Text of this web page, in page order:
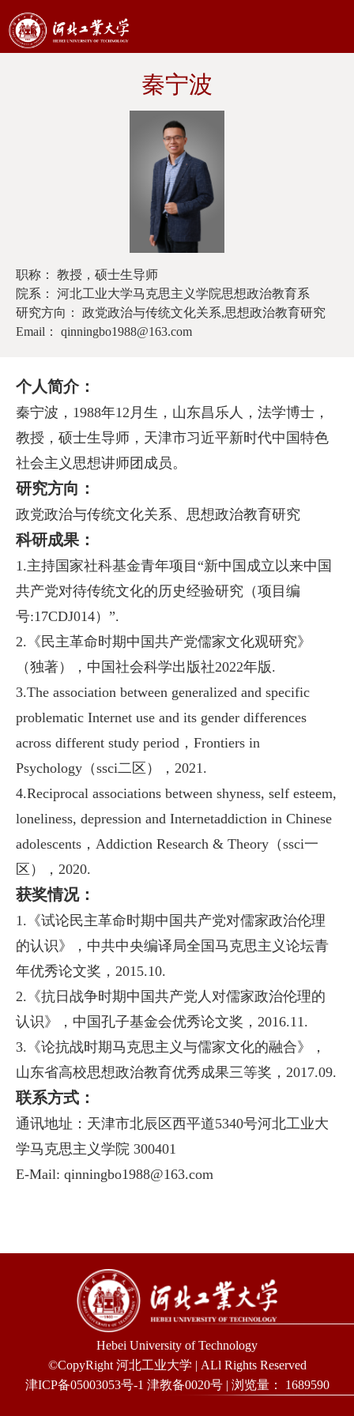
秦宁波
职称： 教授，硕士生导师
院系： 河北工业大学马克思主义学院思想政治教育系
研究方向： 政党政治与传统文化关系,思想政治教育研究
Email： qinningbo1988@163.com
个人简介：
秦宁波，1988年12月生，山东昌乐人，法学博士，
教授，硕士生导师，天津市习近平新时代中国特色
社会主义思想讲师团成员。
研究方向：
政党政治与传统文化关系、思想政治教育研究
科研成果：
1.主持国家社科基金青年项目“新中国成立以来中国
共产党对待传统文化的历史经验研究（项目编
号:17CDJ014）”.
2.《民主革命时期中国共产党儒家文化观研究》
（独著），中国社会科学出版社2022年版.
3.The association between generalized and specific
problematic Internet use and its gender differences
across different study period，Frontiers in
Psychology（ssci二区），2021.
4.Reciprocal associations between shyness, self esteem,
loneliness, depression and Internetaddictionin Chinese
adolescents，Addiction Research & Theory（ssci一
区），2020.
获奖情况：
1.《试论民主革命时期中国共产党对儒家政治伦理
的认识》，中共中央编译局全国马克思主义论坛青
年优秀论文奖，2015.10.
2.《抗日战争时期中国共产党人对儒家政治伦理的
认识》，中国孔子基金会优秀论文奖，2016.11.
3.《论抗战时期马克思主义与儒家文化的融合》，
山东省高校思想政治教育优秀成果三等奖，2017.09.
联系方式：
通讯地址：天津市北辰区西平道5340号河北工业大
学马克思主义学院 300401
E-Mail: qinningbo1988@163.com
Hebei University of Technology
©CopyRight 河北工业大学 | ALl Rights Reserved
津ICP备05003053号-1 津教备0020号 | 浏览量： 1689590